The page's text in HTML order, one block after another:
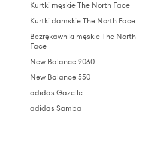
Kurtki męskie The North Face
Kurtki damskie The North Face
Bezrękawniki męskie The North
Face
New Balance 9060
New Balance 550
adidas Gazelle
adidas Samba